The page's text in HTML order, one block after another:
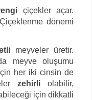
çiçekler açar.
dönemi
meyveler üretir.
meyve oluşumu
her iki cinsin de
zehirli olabilir,
için dikkatli